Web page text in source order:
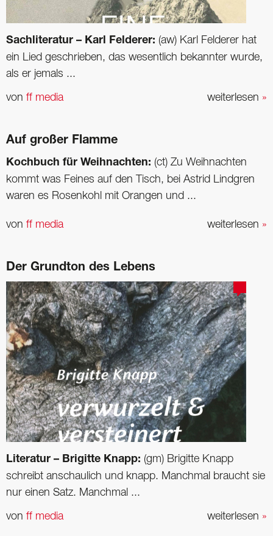
Sachliteratur – Karl Felderer: (aw) Karl Felderer hat
ein Lied geschrieben, das wesentlich bekannter wurde,
als er jemals ...
weiterlesen »
von ff media
Auf großer Flamme
Kochbuch für Weihnachten: (ct) Zu Weihnachten
kommt was Feines auf den Tisch, bei Astrid Lindgren
waren es Rosenkohl mit Orangen und ...
weiterlesen »
von ff media
Der Grundton des Lebens
Literatur – Brigitte Knapp: (gm) Brigitte Knapp
schreibt anschaulich und knapp. Manchmal braucht sie
nur einen Satz. Manchmal ...
weiterlesen »
von ff media